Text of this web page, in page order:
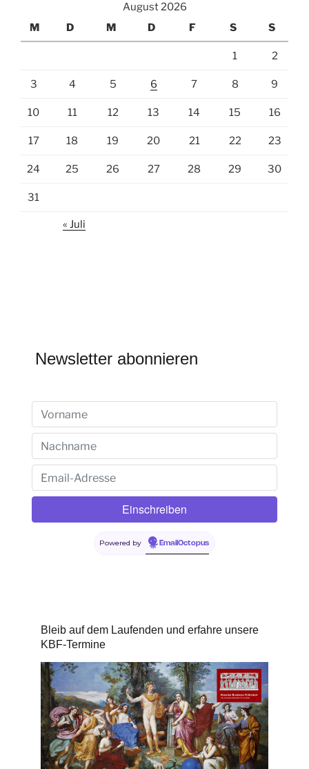
August 2026
M
D M D F S S
1 2
3 4 5 6 7 8 9
10 11 12 13 14 15 16
17 18 19 20 21 22 23
24 25 26 27 28 29 30
31
« Juli
Newsletter abonnieren
Powered by EmailOctopus
Bleib auf dem Laufenden und erfahre unsere
KBF-Termine